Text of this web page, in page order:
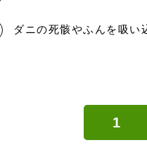
ダニの死骸やふんを吸い
1